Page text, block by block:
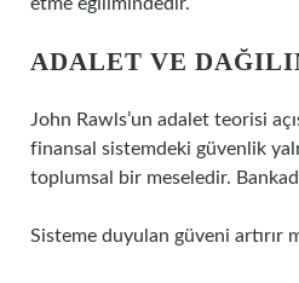
ADALET VE
John Rawls’un adalet teorisi
finansal sistemdeki güvenlik
toplumsal bir meseledir.
Sisteme duyulan güveni artırır